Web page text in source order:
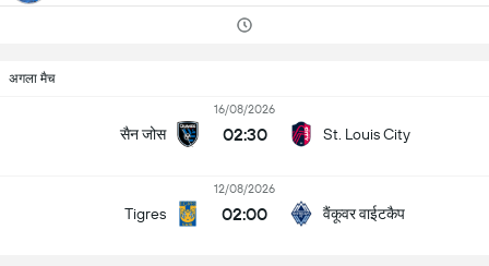
अगला मैच
सैन जोस
16/08/2026
02:30 St. Louis City
Tigres
12/08/2026
02:00 वैंकूवर वाईटकैप